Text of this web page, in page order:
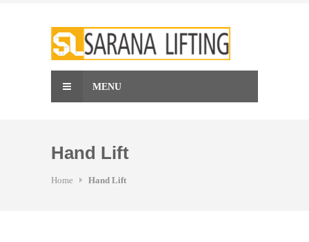
MENU
Hand Lift
Home Hand Lift